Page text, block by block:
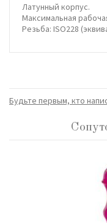
Латунный корпус.
Максимальная
Резьба: ISO228
Будьте первым, кто